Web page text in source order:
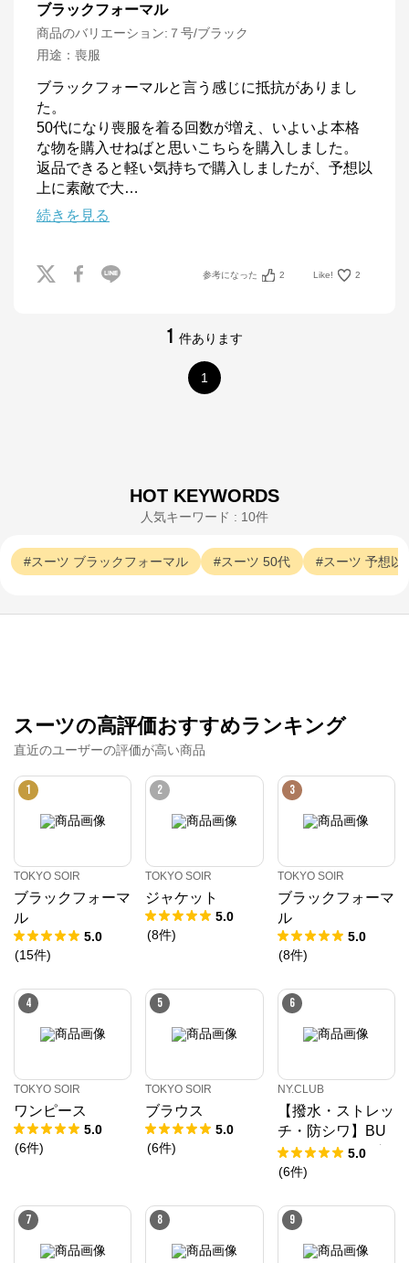
ブラックフォーマル
商品のバリエーション: ７号/ブラック
用途 ： 喪服
ブラックフォーマルと言う感じに抵抗がありまし
た。
50代になり喪服を着る回数が増え、いよいよ本格
な物を購入せねばと思いこちらを購入しました。
返品できると軽い気持ちで購入しましたが、予想以
上に素敵で大…
続きを見る
参考になった 2 Like! 2
1 件あります
1
HOT KEYWORDS
人気キーワード : 10件
スーツ ブラックフォーマル スーツ 50代 スーツ 予想以
スーツの高評価おすすめランキング
直近のユーザーの評価が高い商品
1
TOKYO SOIR
ブラックフォーマ
ル
5.0
(15件)
2
TOKYO SOIR
ジャケット
5.0
(8件)
3
TOKYO SOIR
ブラックフォーマ
ル
5.0
(8件)
4
TOKYO SOIR
ワンピース
5.0
(6件)
5
TOKYO SOIR
ブラウス
5.0
(6件)
6
NY.CLUB
【撥水・ストレッ
チ・防シワ】BU
NGY CLOTH グ
レンチェック ジ
アップ対応)
5.0
(6件)
7 8 9
TOKYO SOIR
公式ECサイト